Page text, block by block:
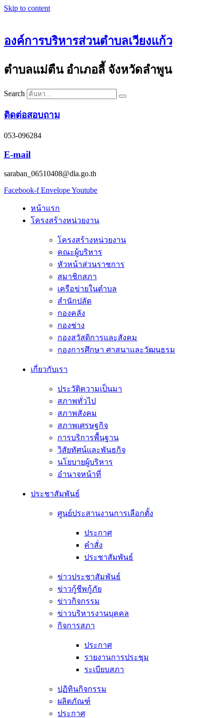
Skip to content
องค์การบริหารส่วนตำบลเวียงแก้ว
ตำบลแม่ตืน อำเภอลี้ จังหวัดลำพูน
Search
ติดต่อสอบถาม
053-096284
E-mail
saraban_06510408@dla.go.th
Facebook-f EnvelopeYoutube
หน้าแรก
โครงสร้างหน่วยงาน
โครงสร้างหน่วยงาน
คณะผู้บริหาร
หัวหน้าส่วนราชการ
สมาชิกสภา
เครือข่ายในตำบล
สำนักปลัด
กองคลัง
กองช่าง
กองสวัสดิการและสังคม
กองการศึกษา ศาสนาและวัฒนธรม
เกี่ยวกับเรา
ประวัติความเป็นมา
สภาพทั่วไป
สภาพสังคม
สภาพเศรษฐกิจ
การบริการพื้นฐาน
วิสัยทัศน์และพันธกิจ
นโยบายผู้บริหาร
อํานาจหน้าที่
ประชาสัมพันธ์
ศูนย์ประสานงานการเลือกตั้ง
ประกาศ
คำสั่ง
ประชาสัมพันธ์
ข่าวประชาสัมพันธ์
ข่าวกู้ชีพกู้ภัย
ข่าวกิจกรรม
ข่าวบริหารงานบุคคล
กิจการสภา
ประกาศ
รายงานการประชุม
ระเบียบสภา
ปฏิทินกิจกรรม
ผลิตภัณฑ์
ประกาศ